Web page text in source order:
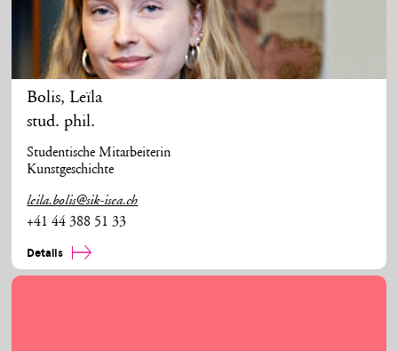
Bolis,Leïla
stud. phil.
Studentische Mitarbeiterin
Kunstgeschichte
leila.bolis@sik-isea.ch
+41 44 388 51 33
Details